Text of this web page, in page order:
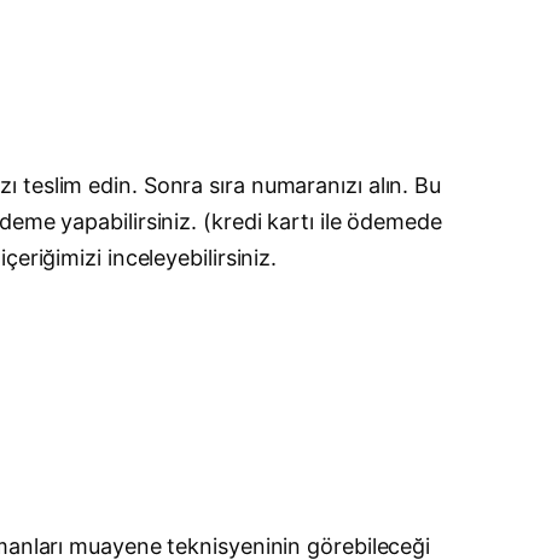
edin. Sonra sıra numaranızı alın. Bu
yapabilirsiniz. (kredi kartı ile ödemede
içeriğimizi inceleyebilirsiniz.
muayene teknisyeninin görebileceği